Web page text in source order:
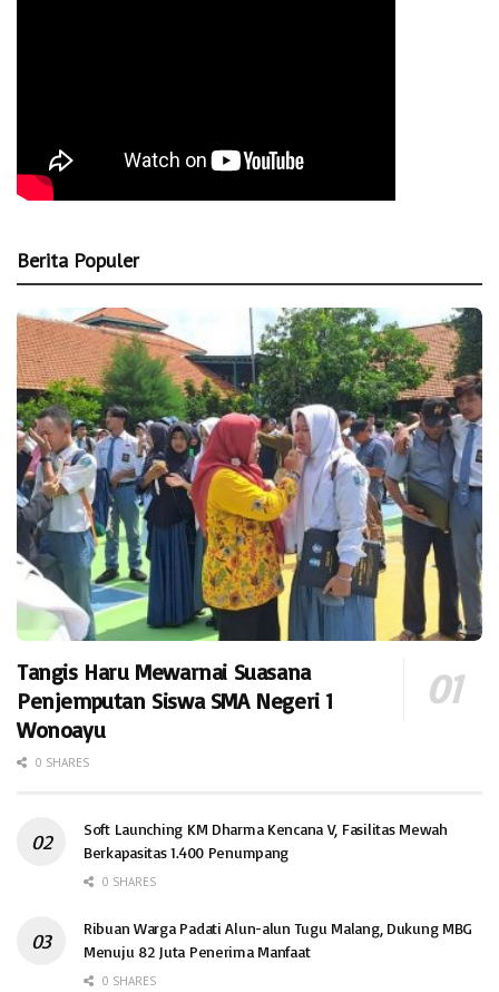
Berita Populer
Tangis Haru Mewarnai Suasana
Penjemputan Siswa SMA Negeri 1
Wonoayu
0 SHARES
Soft Launching KM Dharma Kencana V, Fasilitas Mewah
Berkapasitas 1.400 Penumpang
0 SHARES
Ribuan Warga Padati Alun-alun Tugu Malang, Dukung MBG
Menuju 82 Juta Penerima Manfaat
0 SHARES